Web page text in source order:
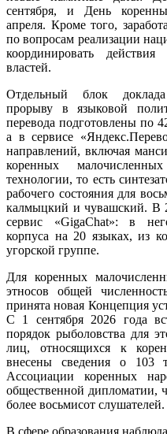
сентября, и День
апреля. Кроме того,
по вопросам реализации
координировать
властей.
Отдельный блок
прорыву в языковой
перевода подготовлены по
а в сервисе
направлений, включая
коренных
технологии, то есть
рабочего состояния для
калмыцкий и чувашский. В
сервис «GigaChat»: в
корпуса на 20 языках, из
угорской группе.
Для коренных
этносов общей
принята новая Концепция
С 1 сентября 2026 года
порядок рыболовства для
лиц, относящихся к
внесены сведения о 103
Ассоциации коренных
общественной дипломатии,
более восьмисот слушателей.
В сфере образования